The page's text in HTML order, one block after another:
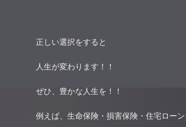
正しい選択をすると
人生が変わります！！
ぜひ、豊かな人生を！！
例えば、生命保険・損害保険・住宅ロー